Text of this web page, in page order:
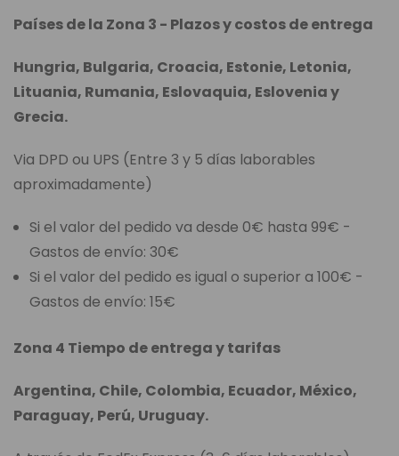
Países de la Zona 3 - Plazos y costos de entrega
Hungria, Bulgaria, Croacia, Estonie, Letonia,
Lituania, Rumania, Eslovaquia, Eslovenia y
Grecia.
Via DPD ou UPS (Entre 3 y 5 días laborables
aproximadamente)
Si el valor del pedido va desde 0€ hasta 99€ -
Gastos de envío: 30€
Si el valor del pedido es igual o superior a 100€ -
Gastos de envío: 15€
Zona 4 Tiempo de entrega y tarifas
Argentina, Chile, Colombia, Ecuador, México,
Paraguay, Perú, Uruguay.